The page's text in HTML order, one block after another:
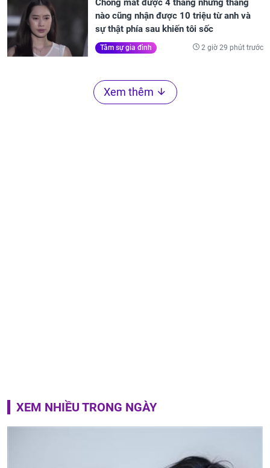
Chồng mất được 4 tháng nhưng tháng
nào cũng nhận được 10 triệu từ anh và
sự thật phía sau khiến tôi sốc
Tâm sự gia đình 2 giờ 29 phút trước
Xem thêm
XEM NHIỀU TRONG NGÀY